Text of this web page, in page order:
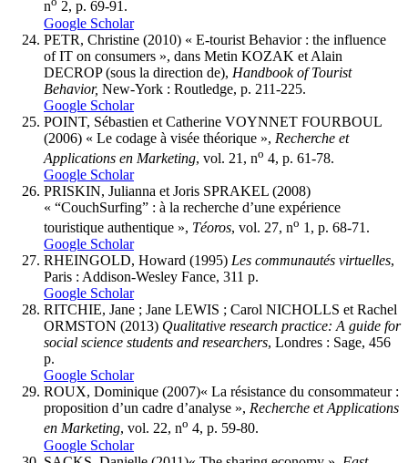
n
2, p. 69-91.
Google Scholar
PETR, Christine (2010) « E-tourist Behavior : the influence
of IT on consumers », dans Metin KOZAK et Alain
DECROP (sous la direction de), Handbook of Tourist
Behavior, New-York : Routledge, p. 211-225.
Google Scholar
POINT, Sébastien et Catherine VOYNNET FOURBOUL
(2006) « Le codage à visée théorique », Recherche et
Applications en Marketing, vol. 21, no 4, p. 61-78.
Google Scholar
PRISKIN, Julianna et Joris SPRAKEL (2008)
« “CouchSurfing” : à la recherche d’une expérience
touristique authentique », Téoros, vol. 27, no 1, p. 68-71.
Google Scholar
RHEINGOLD, Howard (1995) Les communautés virtuelles,
Paris : Addison-Wesley Fance, 311 p.
Google Scholar
RITCHIE, Jane ; Jane LEWIS ; Carol NICHOLLS et Rachel
ORMSTON (2013) Qualitative research practice: A guide for
social science students and researchers, Londres : Sage, 456
p.
Google Scholar
ROUX, Dominique (2007)« La résistance du consommateur :
proposition d’un cadre d’analyse », Recherche et Applications
en Marketing, vol. 22, no 4, p. 59-80.
Google Scholar